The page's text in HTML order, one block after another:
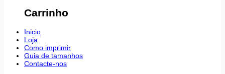
Carrinho
Inicio
Loja
Como imprimir
Guia de tamanhos
Contacte-nos